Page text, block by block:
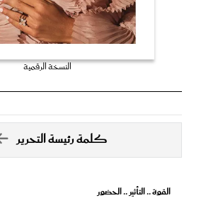
النسخة الرقمية
كلمة رئيسة التحرير
القوة .. التأثير .. الحضور